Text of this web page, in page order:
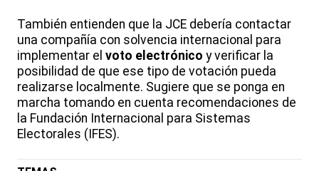
También entienden que la JCE debería contactar
una compañía con solvencia internacional para
implementar el voto electrónico y verificar la
posibilidad de que ese tipo de votación pueda
realizarse localmente. Sugiere que se ponga en
marcha tomando en cuenta recomendaciones de
la Fundación Internacional para Sistemas
Electorales (IFES).